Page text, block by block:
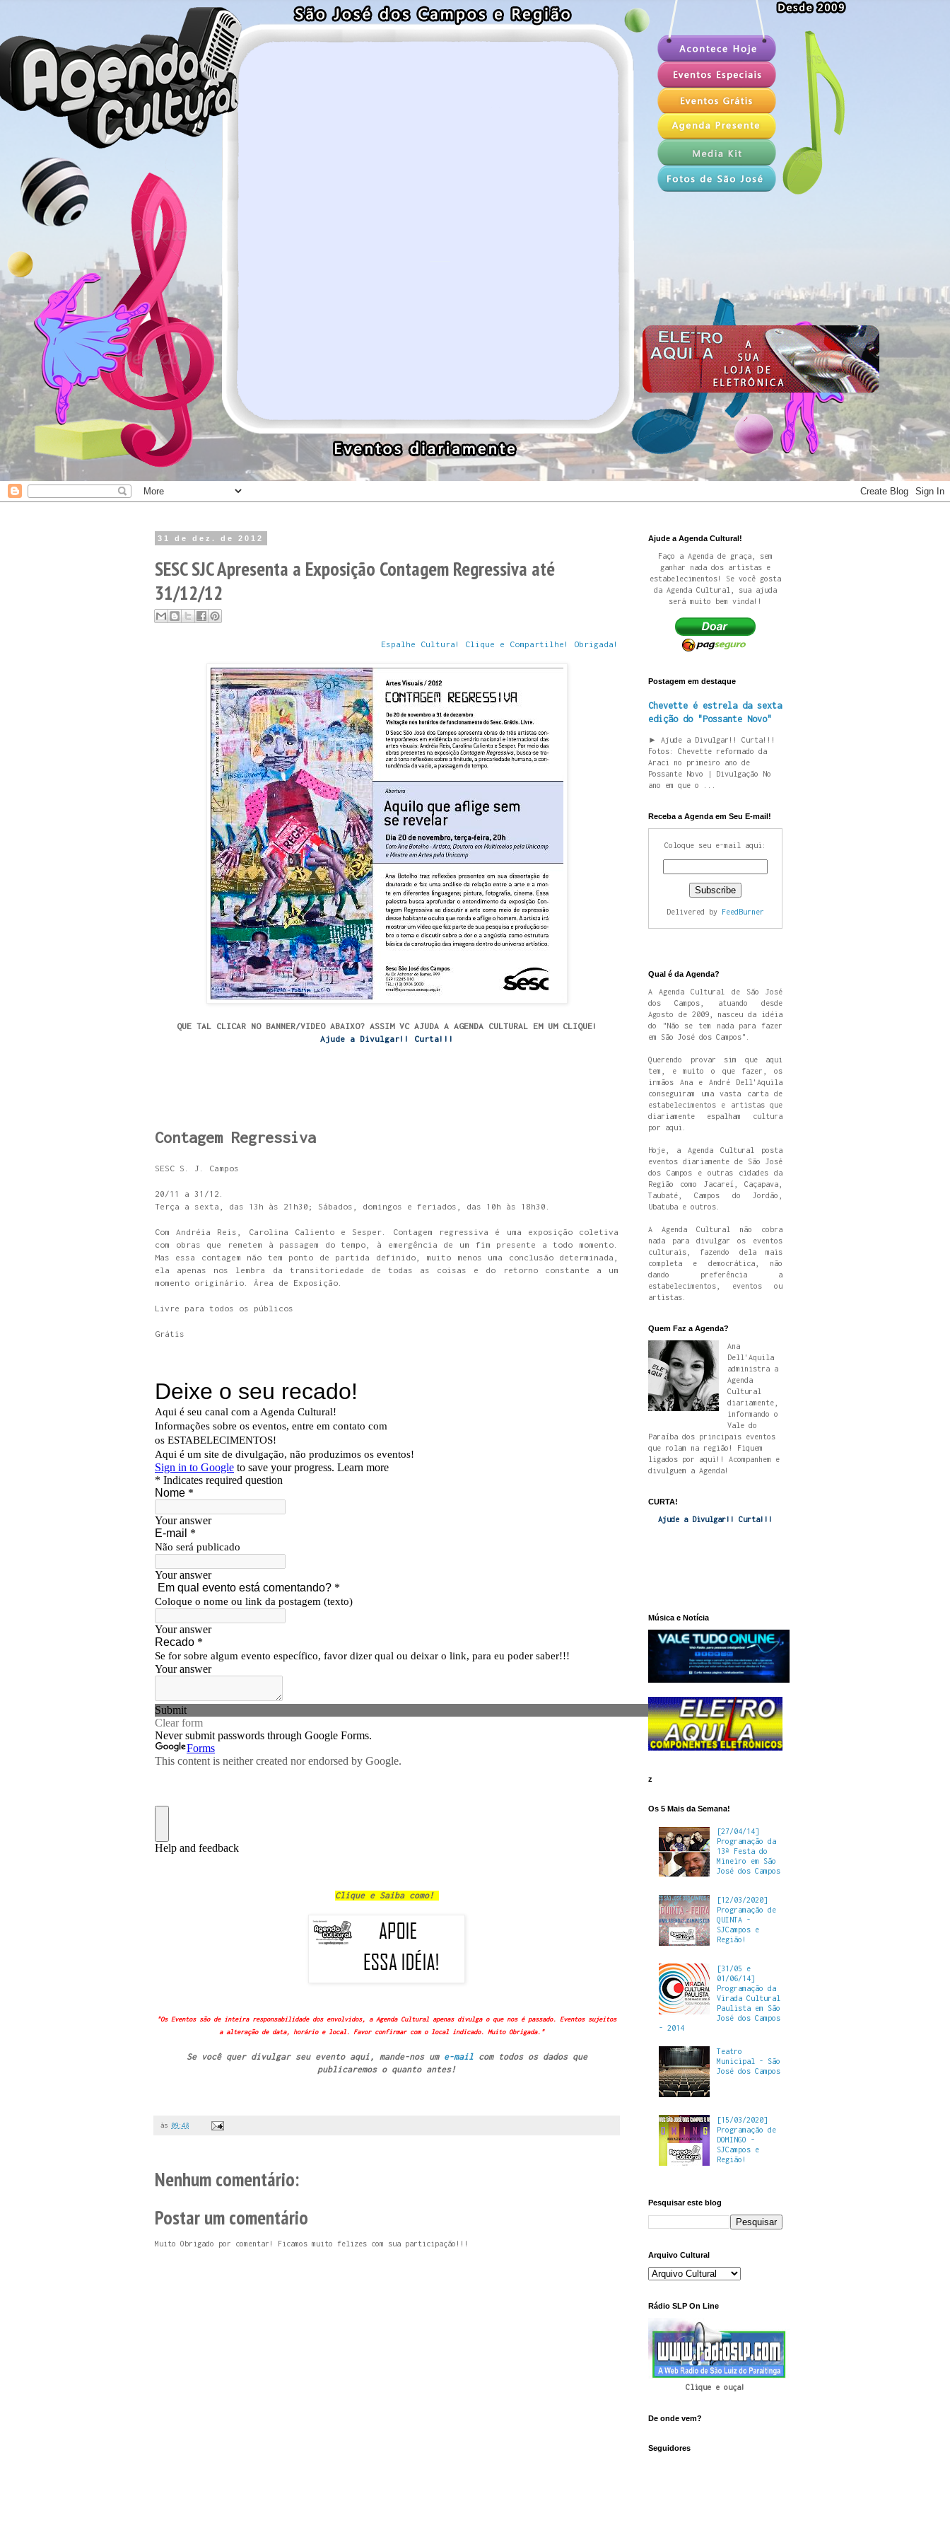
31 de dez. de 2012
SESC SJC Apresenta a Exposição Contagem Regressiva até
31/12/12
Espalhe Cultura! Clique e Compartilhe! Obrigada!
QUE TAL CLICAR NO BANNER/VIDEO ABAIXO? ASSIM VC AJUDA A AGENDA CULTURAL EM UM CLIQUE!
Ajude a Divulgar!! Curta!!!
Contagem Regressiva
SESC S. J. Campos
20/11 a 31/12.
Terça a sexta, das 13h às 21h30; Sábados, domingos e feriados, das 10h às 18h30.
Com Andréia Reis, Carolina Caliento e Sesper. Contagem regressiva é uma exposição coletiva
com obras que remetem à passagem do tempo, à emergência de um fim presente a todo momento.
Mas essa contagem não tem ponto de partida definido, muito menos uma conclusão determinada,
ela apenas nos lembra da transitoriedade de todas as coisas e do retorno constante a um
momento originário. Área de Exposição.
Livre para todos os públicos
Grátis
Clique e Saiba como!
"Os Eventos são de inteira responsabilidade dos envolvidos, a Agenda Cultural apenas divulga o que nos é passado. Eventos sujeitos
a alteração de data, horário e local. Favor confirmar com o local indicado. Muito Obrigada."
Se você quer divulgar seu evento aqui, mande-nos um e-mailcom todos os dados que
publicaremos o quanto antes!
às 09:48
Nenhum comentário:
Postar um comentário
Muito Obrigado por comentar! Ficamos muito felizes com sua participação!!!
Ajude a Agenda Cultural!
Faço a Agenda de graça, sem
ganhar nada dos artistas e
estabelecimentos! Se você gosta
da Agenda Cultural, sua ajuda
será muito bem vinda!!
Postagem em destaque
Chevette é estrela da sexta
edição do "Possante Novo"
► Ajude a Divulgar!! Curta!!!
Fotos: Chevette reformado da
Araci no primeiro ano de
Possante Novo | Divulgação No
ano em que o ...
Receba a Agenda em Seu E-mail!
Coloque seu e-mail aqui:
Delivered by FeedBurner
Qual é da Agenda?
A Agenda Cultural de São José
dos Campos, atuando desde
Agosto de 2009, nasceu da idéia
do "Não se tem nada para fazer
em São José dos Campos".
Querendo provar sim que aqui
tem, e muito o que fazer, os
irmãos Ana e André Dell'Aquila
conseguiram uma vasta carta de
estabelecimentos e artistas que
diariamente espalham cultura
por aqui.
Hoje, a Agenda Cultural posta
eventos diariamente de São José
dos Campos e outras cidades da
Região como Jacareí, Caçapava,
Taubaté, Campos do Jordão,
Ubatuba e outros.
A Agenda Cultural não cobra
nada para divulgar os eventos
culturais, fazendo dela mais
completa e democrática, não
dando preferência a
estabelecimentos, eventos ou
artistas.
Quem Faz a Agenda?
Ana
Dell'Aquila
administra a
Agenda
Cultural
diariamente,
informando o
Vale do
Paraíba dos principais eventos
que rolam na região! Fiquem
ligados por aqui!! Acompanhem e
divulguem a Agenda!
CURTA!
Ajude a Divulgar!! Curta!!!
Música e Notícia
z
Os 5 Mais da Semana!
[27/04/14]
Programação da
13ª Festa do
Mineiro em São
José dos Campos
[12/03/2020]
Programação de
QUINTA -
SJCampos e
Região!
[31/05 e
01/06/14]
Programação da
Virada Cultural
Paulista em São
José dos Campos
- 2014
Teatro
Municipal - São
José dos Campos
[15/03/2020]
Programação de
DOMINGO -
SJCampos e
Região!
Pesquisar este blog
Arquivo Cultural
Rádio SLP On Line
Clique e ouça!
De onde vem?
Seguidores